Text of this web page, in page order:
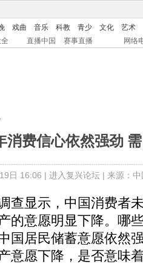
戏曲 音乐 科教 青少 文化
艺术
直播中国 赛事直播 网络
消费信心依然强劲
日 16:06 | 进入复兴论坛| 来源：
显示，中国消费者
的意愿明显下降。哪
国居民储蓄意愿依然
意愿下降，是否意味